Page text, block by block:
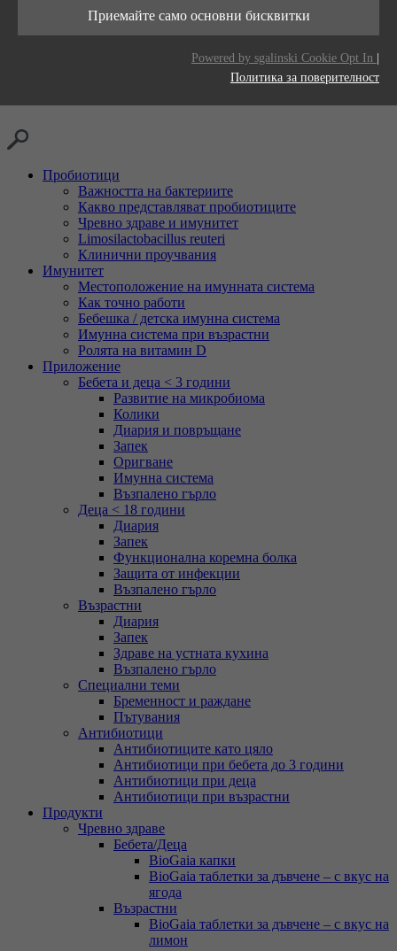
Пробиотици
Важността на бактериите
Какво представляват пробиотиците
Чревно здраве и имунитет
Limosilactobacillus reuteri
Клинични проучвания
Имунитет
Местоположение на имунната система
Как точно работи
Бебешка / детска имунна система
Имунна система при възрастни
Ролята на витамин D
Приложение
Бебета и деца < 3 години
Развитие на микробиома
Колики
Диария и повръщане
Запек
Оригване
Имунна система
Възпалено гърло
Деца < 18 години
Диария
Запек
Функционална коремна болка
Защита от инфекции
Възпалено гърло
Възрастни
Диария
Запек
Здраве на устната кухина
Възпалено гърло
Специални теми
Бременност и раждане
Пътувания
Антибиотици
Антибиотиците като цяло
Антибиотици при бебета до 3 години
Антибиотици при деца
Антибиотици при възрастни
Продукти
Чревно здраве
Бебета/Деца
BioGaia капки
BioGaia таблетки за дъвчене – с вкус на
ягода
Възрастни
BioGaia таблетки за дъвчене – с вкус на
лимон
Приемайте само основни бисквитки
Powered by sgalinski Cookie Opt In
Политика за поверителност